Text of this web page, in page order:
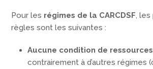
Pour les régimes de la CARCDSF, les
règles sont les suivantes :
Aucune condition de ressources
contrairement à d’autres régimes